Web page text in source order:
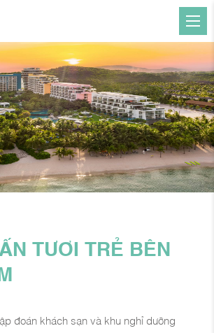
TƯƠI TRẺ BÊN
đoán khách sạn và khu nghỉ dưỡng